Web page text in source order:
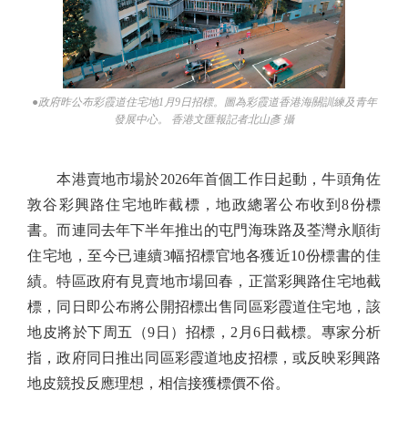
●政府昨公布彩霞道住宅地1月9日招標。圖為彩霞道香港海關訓練及青年
發展中心。 香港文匯報記者北山彥 攝
本港賣地市場於2026年首個工作日起動，牛頭角佐
敦谷彩興路住宅地昨截標，地政總署公布收到8份標
書。而連同去年下半年推出的屯門海珠路及荃灣永順街
住宅地，至今已連續3幅招標官地各獲近10份標書的佳
績。特區政府有見賣地市場回春，正當彩興路住宅地截
標，同日即公布將公開招標出售同區彩霞道住宅地，該
地皮將於下周五（9日）招標，2月6日截標。專家分析
指，政府同日推出同區彩霞道地皮招標，或反映彩興路
地皮競投反應理想，相信接獲標價不俗。